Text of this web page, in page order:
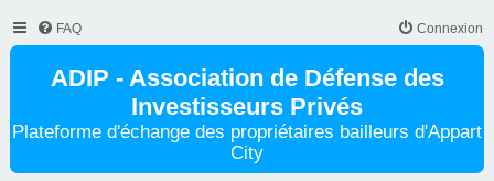
FAQ Connexion
ADIP - Association de Défense des
Investisseurs Privés
Plateforme d'échange des propriétaires bailleurs d'Appart
City